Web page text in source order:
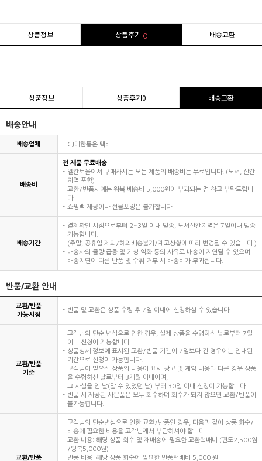
상품정보 상품후기 0 배송교환
상품정보 상품후기0 배송교환
배송안내
배송업체 CJ대한통운 택배
배송비
전 제품 무료배송
엘칸토몰에서 구매하시는 모든 제품의 배송비는 무료입니다. (도서, 산간
지역 포함)
교환/반품시에는 왕복 배송비 5,000원이 부과되는 점 참고 부탁드립니
다.
쇼핑백 제공이나 선물포장은 불가합니다.
배송기간
결제확인 시점으로부터 2~3일 이내 발송, 도서산간지역은 7일이내 발송
가능합니다.
(주말, 공휴일 제외/해외배송불가/재고상황에 따라 변경될 수 있습니다.)
배송사의 물량 급증 및 기상 악화 등의 사유로 배송이 지연될 수 있으며
배송지연에 따른 반품 및 수취 거부 시 배송비가 부과됩니다.
반품/교환 안내
교환/반품
가능시점
반품 및 교환은 상품 수령 후 7일 이내에 신청하실 수 있습니다.
교환/반품
기준
고객님의 단순 변심으로 인한 경우, 실제 상품을 수령하신 날로부터 7일
이내 신청이 가능합니다.
상품상세 정보에 표시된 교환/반품 기간이 7일보다 긴 경우에는 안내된
기간으로 신청이 가능합니다.
고객님이 받으신 상품의 내용이 표시 광고 및 계약 내용과 다른 경우 상품
을 수령하신 날로부터 3개월 이내이며,
그 사실을 안 날(알 수 있었던 날) 부터 30일 이내 신청이 가능합니다.
반품 시 제공된 사은품은 모두 회수하며 회수가 되지 않으면 교환/반품이
불가능합니다.
교환/반품
고객님의 단순변심으로 인한 교환/반품인 경우, 다음과 같이 상품 회수/
배송에 필요한 비용을 고객님께서 부담하셔야 합니다.
교환 비용: 해당 상품 회수 및 재배송에 필요한 교환택배비 (편도2,500원
/왕복5,000원)
반품 비용: 해당 상품 회수에 필요한 반품택배비 5,000 원